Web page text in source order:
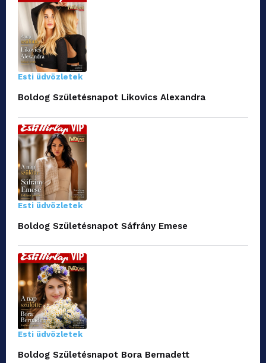
Esti üdvözletek
Boldog Születésnapot Likovics Alexandra
Esti üdvözletek
Boldog Születésnapot Sáfrány Emese
Esti üdvözletek
Boldog Születésnapot Bora Bernadett